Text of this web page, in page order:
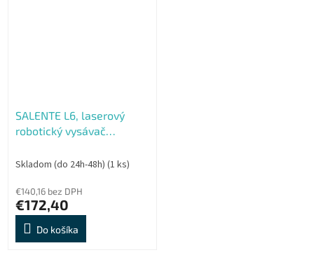
SALENTE L6, laserový
robotický vysávač
nabíjacie stanice)
Skladom (do 24h-48h) (1 ks)
€140,16 bez DPH
€172,40
Do košíka